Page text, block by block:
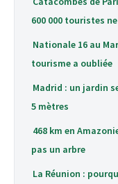
600 000 touristes
Nationale 16 au
tourisme a oubliée
Madrid : un jardin
5 mètres
468 km en
pas un arbre
La Réunion :